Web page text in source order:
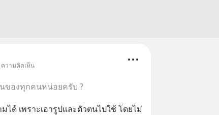
ความคิดเห็น
ของทุกคนหน่อยครับ ?
ได้ เพราะเอารูปและตัวตนไปใช้ โดยไม่